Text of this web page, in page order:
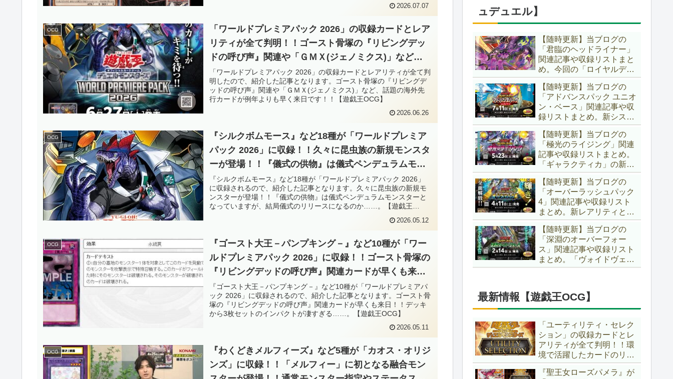
2026.07.07
OCG
「ワールドプレミアパック 2026」の収録カードとレア
リティが全て判明！！ゴースト骨塚の『リビングデッ
ドの呼び声』関連や「ＧＭＸ(ジェノミクス)」など、
話題の海外先行カードが例年よりも早く来日です！！
【遊戯王OCG】
「ワールドプレミアパック 2026」の収録カードとレアリティが全て判
明したので、紹介した記事となります。ゴースト骨塚の『リビングデ
ッドの呼び声』関連や「ＧＭＸ(ジェノミクス)」など、話題の海外先
行カードが例年よりも早く来日です！！【遊戯王OCG】
2026.06.26
OCG
『シルクボムモース』など18種が「ワールドプレミア
パック 2026」に収録！！久々に昆虫族の新規モンスタ
ーが登場！！『儀式の供物』は儀式ペンデュラムモン
スターとなっていますが、結局儀式のリリースになる
のか……。【遊戯王OCG】
『シルクボムモース』など18種が「ワールドプレミアパック 2026」
に収録されるので、紹介した記事となります。久々に昆虫族の新規モ
ンスターが登場！！『儀式の供物』は儀式ペンデュラムモンスターと
なっていますが、結局儀式のリリースになるのか……。【遊戯王
2026.05.12
OCG
『ゴースト大王－パンプキング－』など10種が「ワー
ルドプレミアパック 2026」に収録！！ゴースト骨塚の
『リビングデッドの呼び声』関連カードが早くも来
日！！デッキから3枚セットのインパクトが凄すぎ
る……。【遊戯王OCG】
『ゴースト大王－パンプキング－』など10種が「ワールドプレミアパ
ック 2026」に収録されるので、紹介した記事となります。ゴースト骨
塚の『リビングデッドの呼び声』関連カードが早くも来日！！デッキ
から3枚セットのインパクトが凄すぎる……。【遊戯王OCG】
2026.05.11
OCG
『わくどきメルフィーズ』など5種が「カオス・オリジ
ンズ」に収録！！「メルフィー」に初となる融合モン
ュデュエル】
【随時更新】当ブログの
「君臨のヘッドライナー」
関連記事や収録リストまと
め。今回の「ロイヤルデモ
ンズ」は相手モンスターを
リリース！！また、新テー
マとして「救惺」、「ヘル
シィ」、「ゴエゴエ」も登
場です！！【遊戯王ラッシ
ュデュエル】
【随時更新】当ブログの
「アドバンスパック ユニオ
ン・ベース」関連記事や収
録リストまとめ。新システ
ム「ユニオンフュージョ
ン」の登場により、ようや
く原作さながらの「ＸＹ
Ｚ」が使用可能となりまし
た！！【遊戯王ラッシュデ
ュエル】
【随時更新】当ブログの
「極光のライジング」関連
記事や収録リストまとめ。
「ギャラクティカ」の新た
なフュージョンモンスター
やイラスト違い、「報道」
の強化に加え、幻竜族の新
テーマ「纏竜」も登場で
す！！【遊戯王ラッシュデ
ュエル】
【随時更新】当ブログの
「オーバーラッシュパック
4」関連記事や収録リスト
まとめ。新レアリティとし
てフルオーバーラッシュレ
ア仕様が初登場！！そし
て、OCGの大人気テーマ
「霊使い」も同時に実装さ
れています！！【遊戯王ラ
【随時更新】当ブログの
「深淵のオーバーフォー
ス」関連記事や収録リスト
まとめ。「ヴォイドヴェル
グ」や「夢中」、「ラ
「コスモス姫」などの人気
テーマ強化に加え、「冥
跡」もテーマ化です！！
【遊戯王ラッシュデュエ
ル】
最新情報【遊戯王OCG】
「ユーティリティ・セレク
ション」の収録カードとレ
アリティが全て判明！！環
境で活躍したカードのリメ
イクが多数収録！！調整版
『墓穴の指名者』や「ドミ
『聖王女ローズパメラ』が